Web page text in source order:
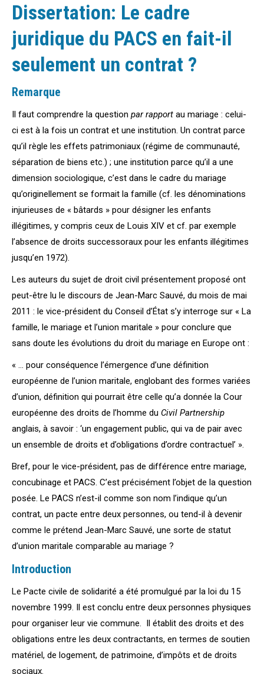
Dissertation: Le cadre
juridique du PACS en fait-il
seulement un contrat ?
Remarque
Il faut comprendre la question par rapport au mariage : celui-
ci est à la fois un contrat et une institution. Un contrat parce
qu’il règle les effets patrimoniaux (régime de communauté,
séparation de biens etc.) ; une institution parce qu’il a une
dimension sociologique, c’est dans le cadre du mariage
qu’originellement se formait la famille (cf. les dénominations
injurieuses de « bâtards » pour désigner les enfants
illégitimes, y compris ceux de Louis XIV et cf. par exemple
l’absence de droits successoraux pour les enfants illégitimes
jusqu’en 1972).
Les auteurs du sujet de droit civil présentement proposé ont
peut-être lu le discours de Jean-Marc Sauvé, du mois de mai
2011 : le vice-président du Conseil d’État s’y interroge sur « La
famille, le mariage et l’union maritale » pour conclure que
sans doute les évolutions du droit du mariage en Europe ont :
« … pour conséquence l’émergence d’une définition
européenne de l’union maritale, englobant des formes variées
d’union, définition qui pourrait être celle qu’a donnée la Cour
européenne des droits de l’homme du Civil Partnership
anglais, à savoir : ‘un engagement public, qui va de pair avec
un ensemble de droits et d’obligations d’ordre contractuel’ ».
Bref, pour le vice-président, pas de différence entre mariage,
concubinage et PACS. C’est précisément l’objet de la question
posée. Le PACS n’est-il comme son nom l’indique qu’un
contrat, un pacte entre deux personnes, ou tend-il à devenir
comme le prétend Jean-Marc Sauvé, une sorte de statut
d’union maritale comparable au mariage ?
Introduction
Le Pacte civile de solidarité a été promulgué par la loi du 15
novembre 1999. Il est conclu entre deux personnes physiques
pour organiser leur vie commune. Il établit des droits et des
obligations entre les deux contractants, en termes de soutien
matériel, de logement, de patrimoine, d’impôts et de droits
sociaux.